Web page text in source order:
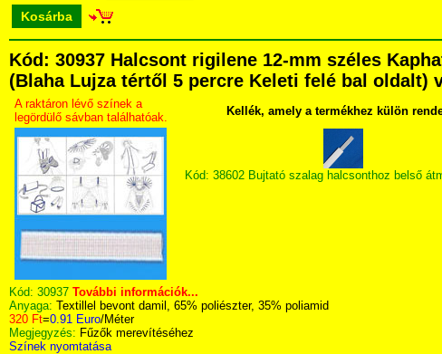
Kosárba
Kód: 30937 Halcsont rigilene 12-mm széles
(Blaha Lujza tértől 5 percre Keleti felé bal oldalt)
A raktáron lévő színek a
legördülő sávban találhatóak.
Kellék, amely a termékhez külön
Kód: 38602 Bujtató szalag halcsonthoz belső
Kód: 30937 További információk...
Anyaga: Textillel bevont damil, 65% poliészter, 35% poliamid
320 Ft=0.91 Euro/Méter
Megjegyzés: Fűzők merevítéséhez
Színek nyomtatása